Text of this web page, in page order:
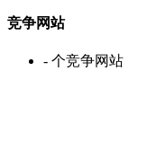
竞争网站
- 个竞争网站